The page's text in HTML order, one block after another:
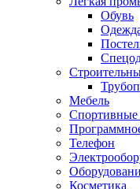
Обувь
Мебель
Спортивные
Телефон
Косметика